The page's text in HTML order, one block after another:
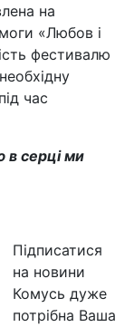
на
«Любов і
фестивалю
час
в серці ми
Підписатися
на новини
Комусь дуже
потрібна Ваша